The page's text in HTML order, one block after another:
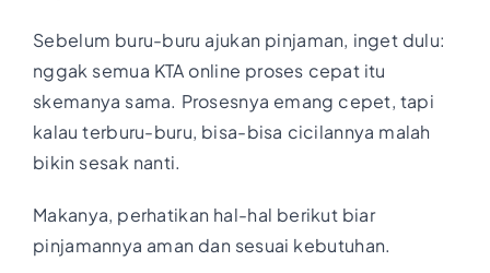
Sebelum buru-buru ajukan pinjaman, inget dulu:
nggak semua KTA online proses cepat itu
skemanya sama. Prosesnya emang cepet, tapi
kalau terburu-buru, bisa-bisa cicilannya malah
bikin sesak nanti.
Makanya, perhatikan hal-hal berikut biar
pinjamannya aman dan sesuai kebutuhan.